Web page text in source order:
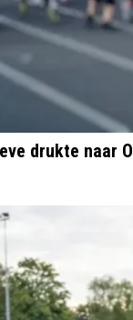
drukte naar